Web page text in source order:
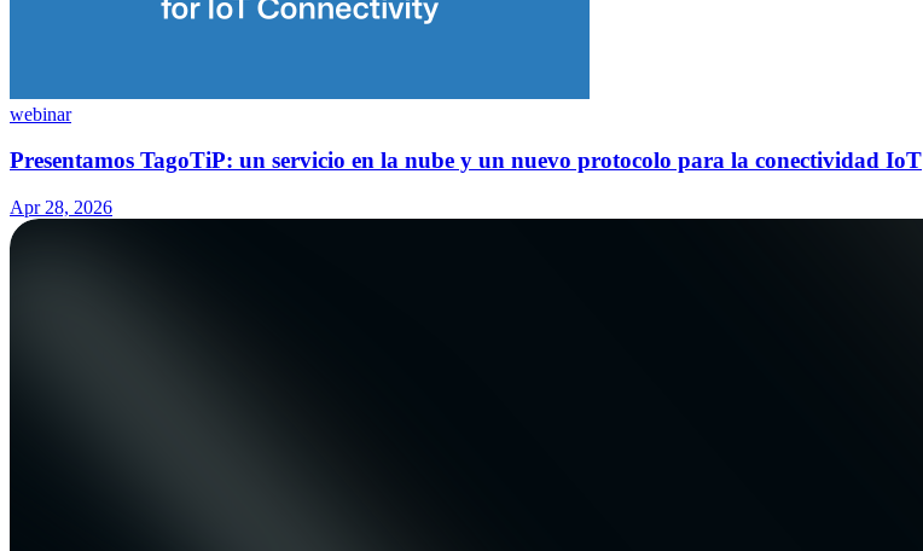
webinar
Presentamos TagoTiP: un servicio en la nube y un nuevo protocolo para la conectividad IoT
Apr 28, 2026